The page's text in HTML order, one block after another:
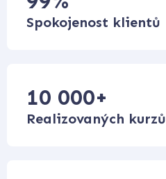
Spokojenost klientů
10 000+
Realizovaných kurzů